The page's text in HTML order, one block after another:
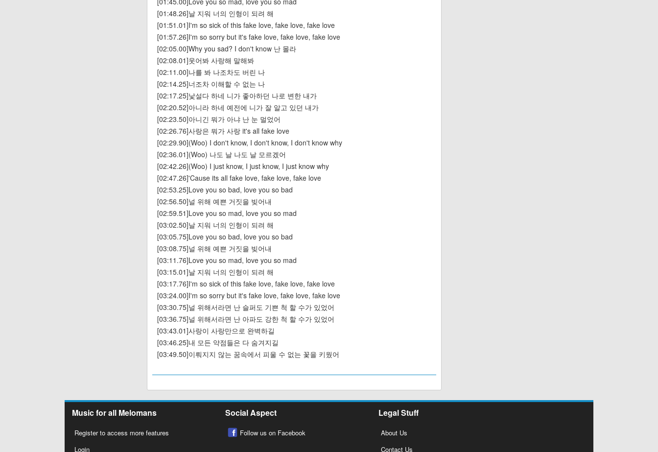
[01:48.26]날 지워 너의 인형이 되려 해
[01:51.01]I'm so sick of this fake love, fake love, fake love
[01:57.26]I'm so sorry but it's fake love, fake love, fake love
[02:05.00]Why you sad? I don't know 난 몰라
[02:08.01]웃어봐 사랑해 말해봐
[02:11.00]나를 봐 나조차도 버린 나
[02:14.25]너조차 이해할 수 없는 나
[02:17.25]낯설다 하네 니가 좋아하던 나로 변한 내가
[02:20.52]아니라 하네 예전에 니가 잘 알고 있던 내가
[02:23.50]아니긴 뭐가 아냐 난 눈 멀었어
[02:26.76]사랑은 뭐가 사랑 it's all fake love
[02:29.90](Woo) I don't know, I don't know, I don't know why
[02:36.01](Woo) 나도 날 나도 날 모르겠어
[02:42.26](Woo) I just know, I just know, I just know why
[02:47.26]'Cause its all fake love, fake love, fake love
[02:53.25]Love you so bad, love you so bad
[02:56.50]널 위해 예쁜 거짓을 빚어내
[02:59.51]Love you so mad, love you so mad
[03:02.50]날 지워 너의 인형이 되려 해
[03:05.75]Love you so bad, love you so bad
[03:08.75]널 위해 예쁜 거짓을 빚어내
[03:11.76]Love you so mad, love you so mad
[03:15.01]날 지워 너의 인형이 되려 해
[03:17.76]I'm so sick of this fake love, fake love, fake love
[03:24.00]I'm so sorry but it's fake love, fake love, fake love
[03:30.75]널 위해서라면 난 슬퍼도 기쁜 척 할 수가 있었어
[03:36.75]널 위해서라면 난 아파도 강한 척 할 수가 있었어
[03:43.01]사랑이 사랑만으로 완벽하길
[03:46.25]내 모든 약점들은 다 숨겨지길
[03:49.50]이뤄지지 않는 꿈속에서 피울 수 없는 꽃을 키웠어
Music for all Melomans
Register to access more features
Login
Social Aspect
Follow us on Facebook
Legal Stuff
About Us
Contact Us